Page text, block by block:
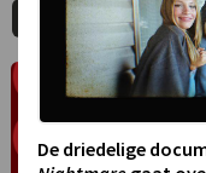
MIJNGIDS
De driedelige